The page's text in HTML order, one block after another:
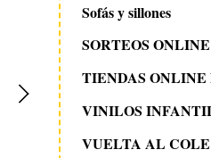
Sofás y sillones
SORTEOS ONLINE
TIENDAS ONLINE
VINILOS
VUELTA AL COLE